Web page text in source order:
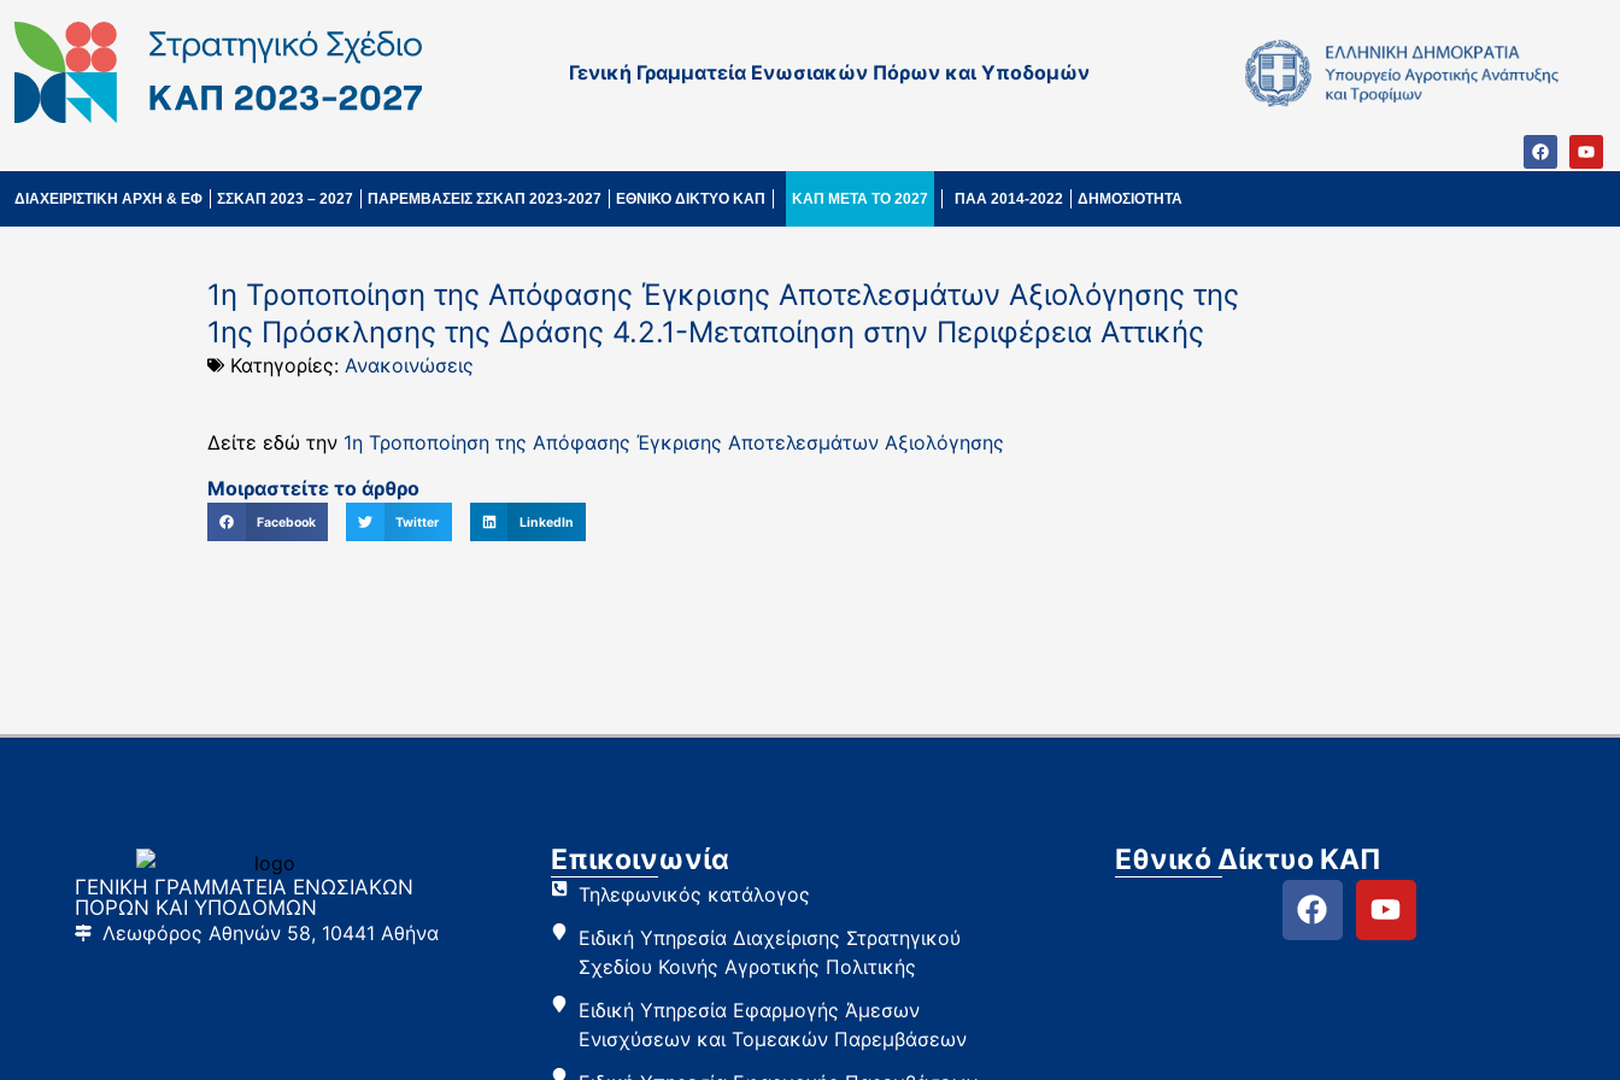
Γενική Γραμματεία Ενωσιακών Πόρων και Υποδομών
ΔΙΑΧΕΙΡΙΣΤΙΚΗ ΑΡΧΗ & ΕΦ ΣΣΚΑΠ 2023 – 2027 ΠΑΡΕΜΒΑΣΕΙΣ ΣΣΚΑΠ 2023-2027 ΕΘΝΙΚΟ ΔΙΚΤΥΟ ΚΑΠ ΚΑΠ ΜΕΤΑ ΤΟ 2027 ΠΑΑ 2014-2022 ΔΗΜΟΣΙΟΤΗΤΑ
1η Τροποποίηση της Απόφασης Έγκρισης Αποτελεσμάτων Αξιολόγησης της
1ης Πρόσκλησης της Δράσης 4.2.1-Μεταποίηση στην Περιφέρεια Αττικής
Κατηγορίες: Ανακοινώσεις
Δείτε εδώ την 1η Τροποποίηση της Απόφασης Έγκρισης Αποτελεσμάτων Αξιολόγησης
Μοιραστείτε το άρθρο
Facebook Twitter LinkedIn
ΓΕΝΙΚΗ ΓΡΑΜΜΑΤΕΙΑ ΕΝΩΣΙΑΚΩΝ
ΠΟΡΩΝ ΚΑΙ ΥΠΟΔΟΜΩΝ
Λεωφόρος Αθηνών 58, 10441 Αθήνα
Επικοινωνία
Τηλεφωνικός κατάλογος
Ειδική Υπηρεσία Διαχείρισης Στρατηγικού
Σχεδίου Κοινής Αγροτικής Πολιτικής
Ειδική Υπηρεσία Εφαρμογής Άμεσων
Ενισχύσεων και Τομεακών Παρεμβάσεων
Εθνικό Δίκτυο ΚΑΠ